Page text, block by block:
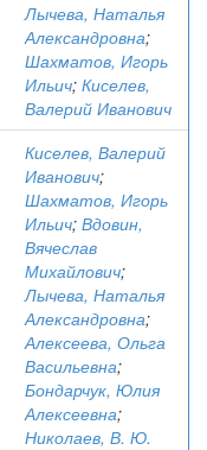
Лычева, Наталья
Александровна;
Шахматов, Игорь
Ильич; Киселев,
Валерий Иванович
Киселев, Валерий
Иванович;
Шахматов, Игорь
Ильич; Вдовин,
Вячеслав
Михайлович;
Лычева, Наталья
Александровна;
Алексеева, Ольга
Васильевна;
Бондарчук, Юлия
Алексеевна;
Николаев, В. Ю.